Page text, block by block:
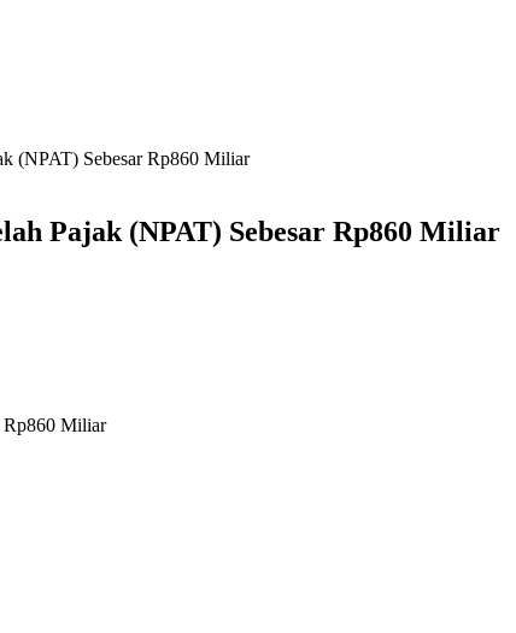
(NPAT) Sebesar Rp860 Miliar
Pajak (NPAT) Sebesar Rp860 Miliar
Rp860 Miliar